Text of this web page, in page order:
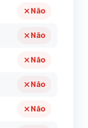
Não
Não
Não
Não
Não